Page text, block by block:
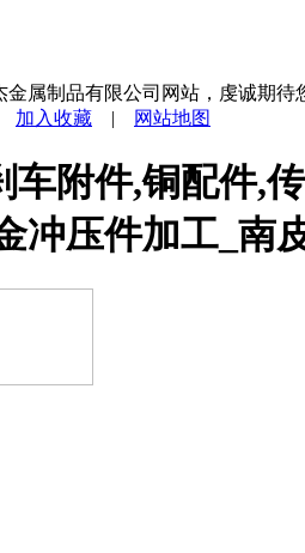
属制品有限公司网站，虔诚期待
加入收藏 | 网站地图
车附件,铜配件,
冲压件加工_南